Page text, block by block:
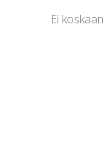
Ei